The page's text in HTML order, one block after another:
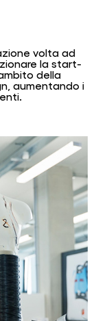
volta ad
la start-
della
aumentando i